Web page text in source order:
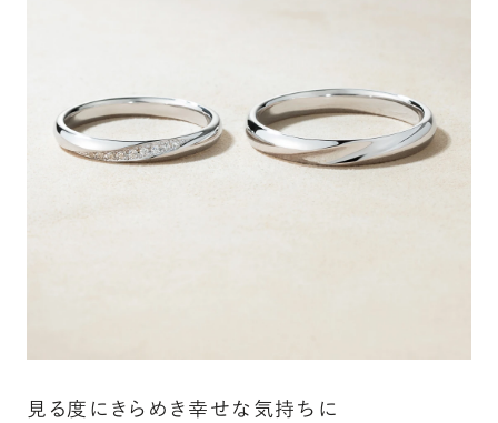
宝石を選んでセッティングすることができます。ショッピング
カート画面で、お好みの宝石をお選びください (有料)。
詳しく見る
見る度にきらめき幸せな気持ちに